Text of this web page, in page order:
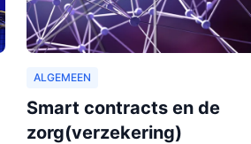
ALGEMEEN
Smart contracts en de
zorg(verzekering)